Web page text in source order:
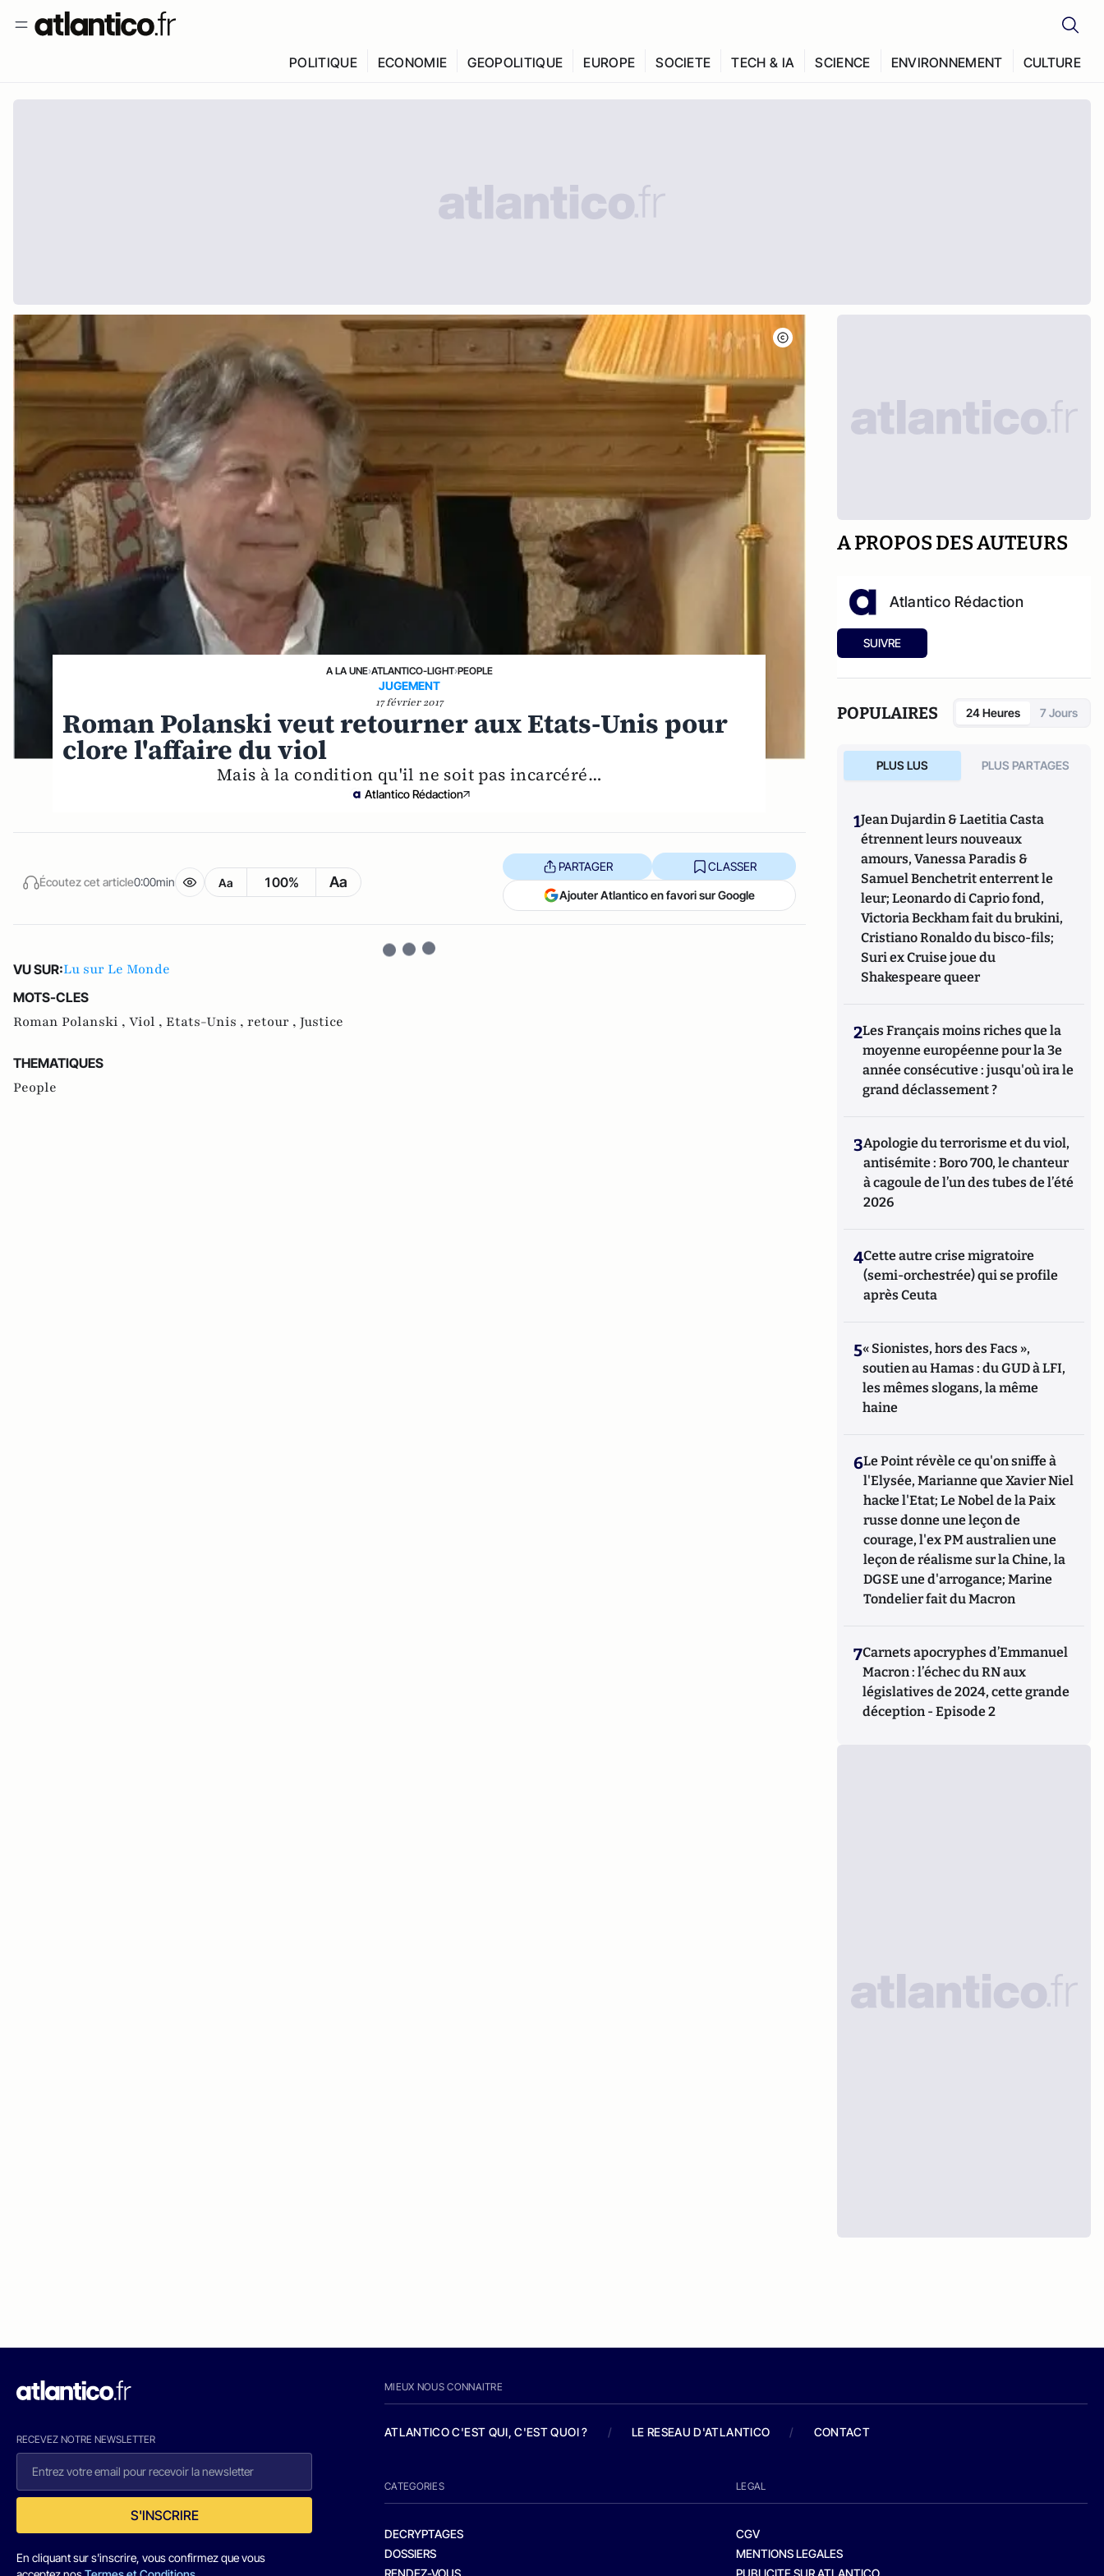
POLITIQUE ECONOMIE GEOPOLITIQUE EUROPE SOCIETE TECH & IA SCIENCE ENVIRONNEMENT CULTURE
A LA UNE›ATLANTICO-LIGHT›PEOPLE
JUGEMENT
17 février 2017
Roman Polanski veut retourner aux Etats-Unis pour
clore l'affaire du viol
Mais à la condition qu'il ne soit pas incarcéré…
Atlantico Rédaction
Écoutez cet article0:00min Aa 100% Aa
PARTAGER CLASSER
Ajouter Atlantico en favori sur Google
VU SUR:Lu sur Le Monde
MOTS-CLES
Roman Polanski , Viol , Etats-Unis , retour , Justice
THEMATIQUES
People
A PROPOS DES AUTEURS
Atlantico Rédaction
SUIVRE
POPULAIRES 24 Heures 7 Jours
PLUS LUS PLUS PARTAGES
1Jean Dujardin & Laetitia Casta
étrennent leurs nouveaux
amours, Vanessa Paradis &
Samuel Benchetrit enterrent le
leur; Leonardo di Caprio fond,
Victoria Beckham fait du brukini,
Cristiano Ronaldo du bisco-fils;
Suri ex Cruise joue du
Shakespeare queer
2Les Français moins riches que la
moyenne européenne pour la 3e
année consécutive : jusqu'où ira le
grand déclassement ?
3Apologie du terrorisme et du viol,
antisémite : Boro 700, le chanteur
à cagoule de l’un des tubes de l’été
2026
4Cette autre crise migratoire
(semi-orchestrée) qui se profile
après Ceuta
5« Sionistes, hors des Facs »,
soutien au Hamas : du GUD à LFI,
les mêmes slogans, la même
haine
6Le Point révèle ce qu'on sniffe à
l'Elysée, Marianne que Xavier Niel
hacke l'Etat; Le Nobel de la Paix
russe donne une leçon de
courage, l'ex PM australien une
leçon de réalisme sur la Chine, la
DGSE une d'arrogance; Marine
Tondelier fait du Macron
7Carnets apocryphes d’Emmanuel
Macron : l’échec du RN aux
législatives de 2024, cette grande
déception - Episode 2
RECEVEZ NOTRE NEWSLETTER
S'INSCRIRE
En cliquant sur s'inscrire, vous confirmez que vous
MIEUX NOUS CONNAITRE
ATLANTICO C'EST QUI, C'EST QUOI ? / LE RESEAU D'ATLANTICO / CONTACT
CATEGORIES
DECRYPTAGES
DOSSIERS
RENDEZ-VOUS
LEGAL
CGV
MENTIONS LEGALES
PUBLICITE SUR ATLANTICO